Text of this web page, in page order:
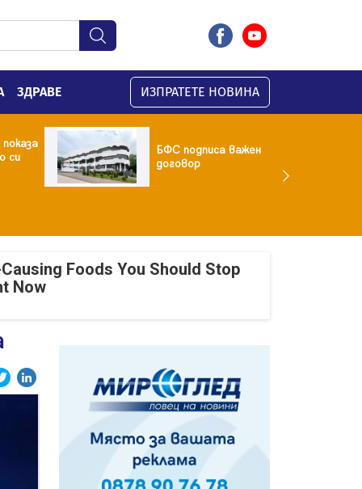
ЗДРАВЕ ИЗПРАТЕТЕ НОВИНА
си
БФC подписа важен
договор
Foods You Should Stop
Now